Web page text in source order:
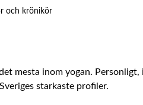
och krönikör
mesta inom yogan.
starkaste profiler.